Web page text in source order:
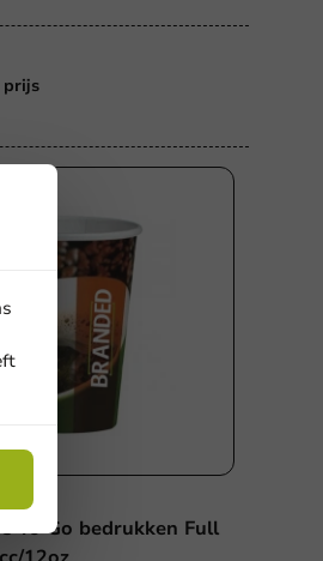
To Go bedrukken Full